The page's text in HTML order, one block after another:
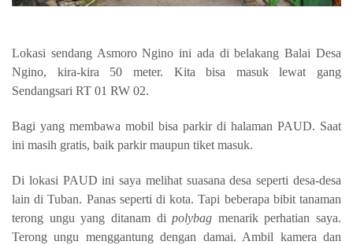
Lokasi sendang Asmoro Ngino ini ada di belakang Balai Desa
Ngino, kira-kira 50 meter. Kita bisa masuk lewat gang
Sendangsari RT 01 RW 02.
Bagi yang membawa mobil bisa parkir di halaman PAUD. Saat
ini masih gratis, baik parkir maupun tiket masuk.
Di lokasi PAUD ini saya melihat suasana desa seperti desa-desa
lain di Tuban. Panas seperti di kota. Tapi beberapa bibit tanaman
terong ungu yang ditanam dipolybag menarik perhatian saya.
Terong ungu menggantung dengan damai. Ambil kamera dan